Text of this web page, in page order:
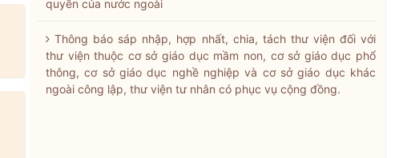
quyền của nước ngoài
Thông báo sáp nhập, hợp nhất, chia, tách thư viện đối với
thư viện thuộc cơ sở giáo dục mầm non, cơ sở giáo dục phổ
thông, cơ sở giáo dục nghề nghiệp và cơ sở giáo dục khác
ngoài công lập, thư viện tư nhân có phục vụ cộng đồng.